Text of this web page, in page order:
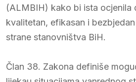
(ALMBIH) kako bi ista ocjenila
kvalitetan, efikasan i
strane stanovništva BiH.
Član 38. Zakona definiše